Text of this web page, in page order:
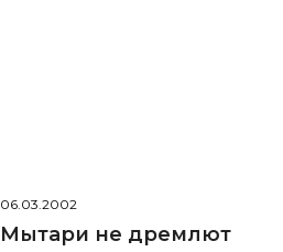
06.03.2002
Мытари не дремлют